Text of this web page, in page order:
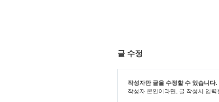
글 수정
작성자만 글을 수정할 수 있습니다.
작성자 본인이라면, 글 작성시 입